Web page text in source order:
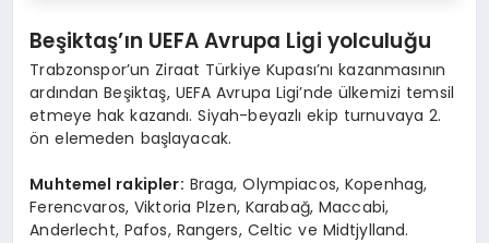
Beşiktaş’ın UEFA Avrupa Ligi yolculuğu
Trabzonspor’un Ziraat Türkiye Kupası’nı kazanmasının
ardından Beşiktaş, UEFA Avrupa Ligi’nde ülkemizi temsil
etmeye hak kazandı. Siyah-beyazlı ekip turnuvaya 2.
ön elemeden başlayacak.
Muhtemel rakipler: Braga, Olympiacos, Kopenhag,
Ferencvaros, Viktoria Plzen, Karabağ, Maccabi,
Anderlecht, Pafos, Rangers, Celtic ve Midtjylland.